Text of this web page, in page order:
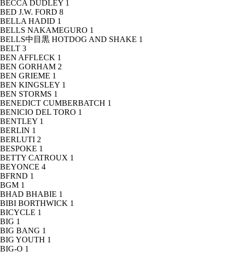
BECCA DUDLEY 1
BED J.W. FORD 8
BELLA HADID 1
BELLS NAKAMEGURO 1
BELLS中目黒 HOTDOG AND SHAKE 1
BELT 3
BEN AFFLECK 1
BEN GORHAM 2
BEN GRIEME 1
BEN KINGSLEY 1
BEN STORMS 1
BENEDICT CUMBERBATCH 1
BENICIO DEL TORO 1
BENTLEY 1
BERLIN 1
BERLUTI 2
BESPOKE 1
BETTY CATROUX 1
BEYONCE 4
BFRND 1
BGM 1
BHAD BHABIE 1
BIBI BORTHWICK 1
BICYCLE 1
BIG 1
BIG BANG 1
BIG YOUTH 1
BIG-O 1